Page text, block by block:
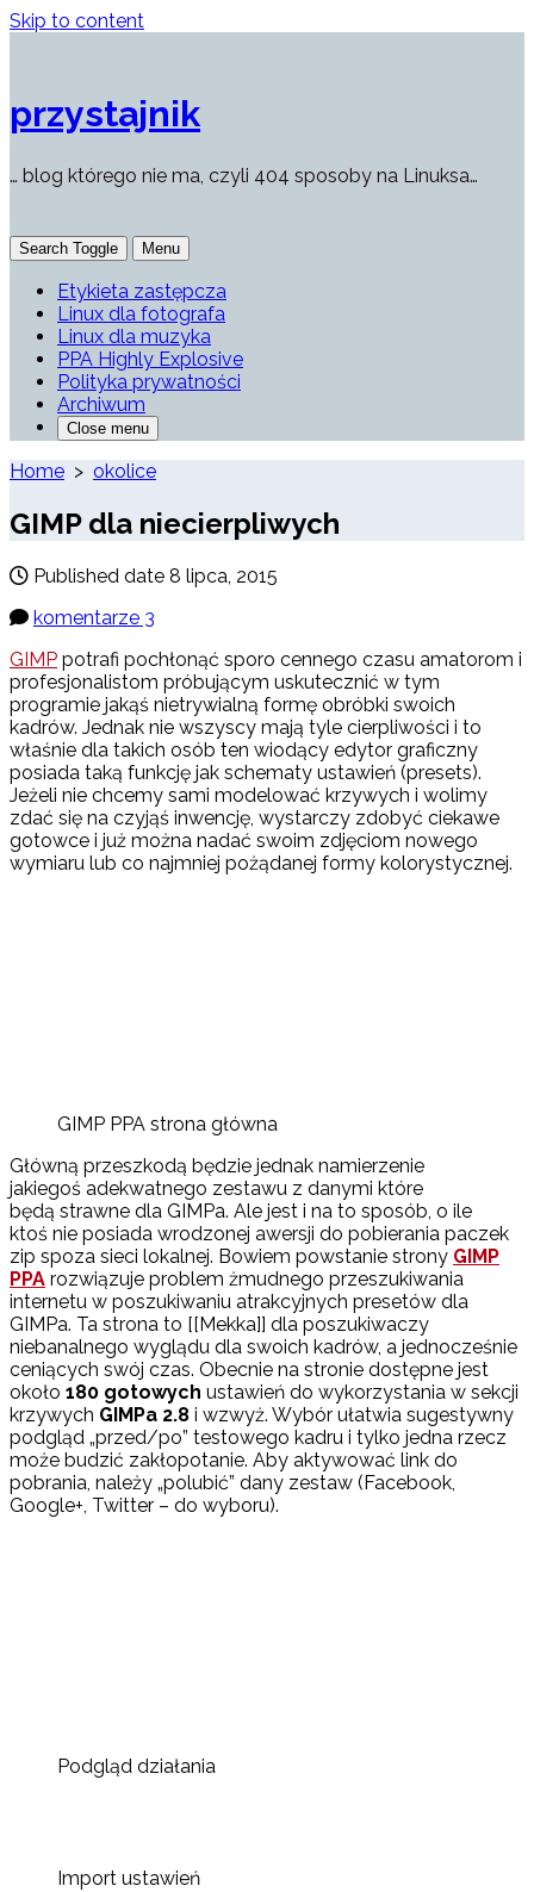
Skip to content
przystajnik
… blog którego nie ma, czyli 404 sposoby na Linuksa…
Search Toggle Menu
Etykieta zastępcza
Linux dla fotografa
Linux dla muzyka
PPA Highly Explosive
Polityka prywatności
Archiwum
Close menu
Home > okolice
GIMP dla niecierpliwych
Published date 8 lipca, 2015
komentarze 3
GIMP potrafi pochłonąć sporo cennego czasu amatorom i
profesjonalistom próbującym uskutecznić w tym
programie jakąś nietrywialną formę obróbki swoich
kadrów. Jednak nie wszyscy mają tyle cierpliwości i to
właśnie dla takich osób ten wiodący edytor graficzny
posiada taką funkcję jak schematy ustawień (presets).
Jeżeli nie chcemy sami modelować krzywych i wolimy
zdać się na czyjąś inwencję, wystarczy zdobyć ciekawe
gotowce i już można nadać swoim zdjęciom nowego
wymiaru lub co najmniej pożądanej formy kolorystycznej.
GIMP PPA strona główna
Główną przeszkodą będzie jednak namierzenie
jakiegoś adekwatnego zestawu z danymi które
będą strawne dla GIMPa. Ale jest i na to sposób, o ile
ktoś nie posiada wrodzonej awersji do pobierania paczek
zip spoza sieci lokalnej. Bowiem powstanie strony GIMP
PPA rozwiązuje problem żmudnego przeszukiwania
internetu w poszukiwaniu atrakcyjnych presetów dla
GIMPa. Ta strona to [[Mekka]] dla poszukiwaczy
niebanalnego wyglądu dla swoich kadrów, a jednocześnie
ceniących swój czas. Obecnie na stronie dostępne jest
około 180 gotowych ustawień do wykorzystania w sekcji
krzywych GIMPa 2.8 i wzwyż. Wybór ułatwia sugestywny
podgląd „przed/po” testowego kadru i tylko jedna rzecz
może budzić zakłopotanie. Aby aktywować link do
pobrania, należy „polubić” dany zestaw (Facebook,
Google+, Twitter – do wyboru).
Podgląd działania
Import ustawień